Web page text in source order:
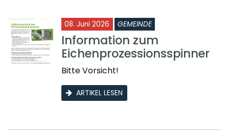
08. Juni 2026 GEMEINDE
Information zum
Eichenprozessionsspinner
Bitte Vorsicht!
ARTIKEL LESEN